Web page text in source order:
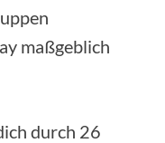
maßgeblich
durch 26